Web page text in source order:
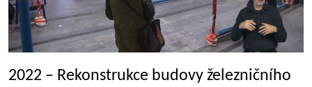
2022 – Rekonstrukce budovy železničního